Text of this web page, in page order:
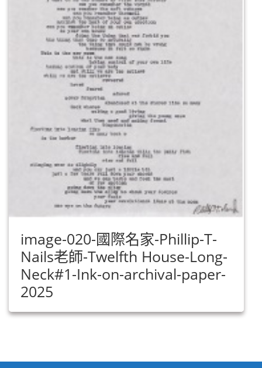
image-020-國際名家-Phillip-T-
Nails老師-Twelfth House-Long-
Neck#1-Ink-on-archival-paper-
2025